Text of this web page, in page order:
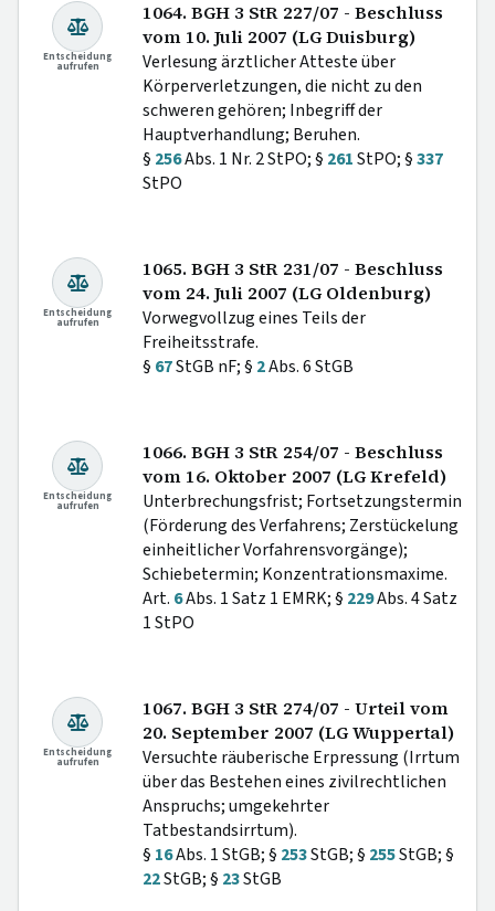
Entscheidung
aufrufen
1064. BGH 3 StR 227/07 - Beschluss
vom 10. Juli 2007 (LG Duisburg)
Verlesung ärztlicher Atteste über
Körperverletzungen, die nicht zu den
schweren gehören; Inbegriff der
Hauptverhandlung; Beruhen.
§ 256Abs. 1 Nr. 2 StPO; § 261StPO; §337
StPO
Entscheidung
aufrufen
1065. BGH 3 StR 231/07 - Beschluss
vom 24. Juli 2007 (LG Oldenburg)
Vorwegvollzug eines Teils der
Freiheitsstrafe.
§ 67StGB nF; § 2Abs. 6 StGB
Entscheidung
aufrufen
1066. BGH 3 StR 254/07 - Beschluss
vom 16. Oktober 2007 (LG Krefeld)
Unterbrechungsfrist; Fortsetzungstermin
(Förderung des Verfahrens; Zerstückelung
einheitlicher Vorfahrensvorgänge);
Schiebetermin; Konzentrationsmaxime.
Art. 6Abs. 1 Satz 1 EMRK; § 229Abs. 4 Satz
1 StPO
Entscheidung
aufrufen
1067. BGH 3 StR 274/07 - Urteil vom
20. September 2007 (LG Wuppertal)
Versuchte räuberische Erpressung (Irrtum
über das Bestehen eines zivilrechtlichen
Anspruchs; umgekehrter
Tatbestandsirrtum).
§ 16Abs. 1 StGB; § 253StGB; § 255StGB; §
22StGB; § 23StGB